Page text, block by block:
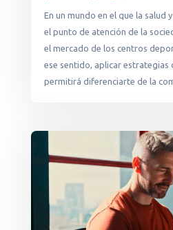
En un mundo en el que la salud
el punto de atención de la
el mercado de los centros
ese sentido, aplicar estrategias
permitirá diferenciarte de la